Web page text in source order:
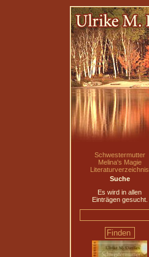
Schwestermutter
Melina's Magie
Literaturverzeichnis
Suche
Es wird in allen
Einträgen gesucht.